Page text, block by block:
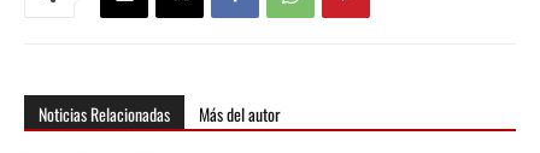
Noticias Relacionadas Más del autor